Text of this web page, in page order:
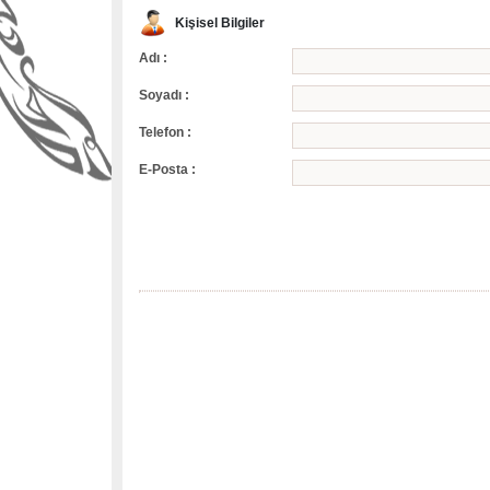
Kişisel Bilgiler
Adı :
Soyadı :
Telefon :
E-Posta :